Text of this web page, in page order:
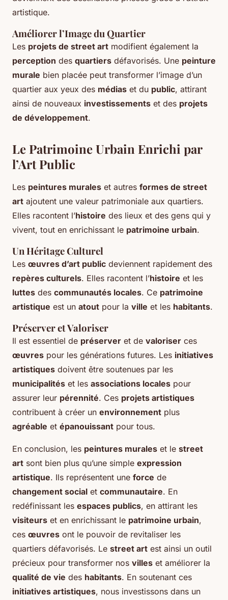
artistique.
Améliorer l’Image du Quartier
Les projets de street art modifient également la
perception des quartiers défavorisés. Une peinture
murale bien placée peut transformer l’image d’un
quartier aux yeux des médias et du public, attirant
ainsi de nouveaux investissements et des projets
de développement.
Le Patrimoine Urbain Enrichi par
l’Art Public
Les peintures murales et autres formes de street
art ajoutent une valeur patrimoniale aux quartiers.
Elles racontent l’histoire des lieux et des gens qui y
vivent, tout en enrichissant le patrimoine urbain.
Un Héritage Culturel
Les œuvres d’art public deviennent rapidement des
repères culturels. Elles racontent l’histoire et les
luttes des communautés locales. Ce patrimoine
artistique est un atout pour la ville et les habitants.
Préserver et Valoriser
Il est essentiel de préserver et de valoriser ces
œuvres pour les générations futures. Les initiatives
artistiques doivent être soutenues par les
municipalités et les associations locales pour
assurer leur pérennité. Ces projets artistiques
contribuent à créer un environnement plus
agréable et épanouissant pour tous.
En conclusion, les peintures murales et le street
art sont bien plus qu’une simple expression
artistique. Ils représentent une force de
changement social et communautaire. En
redéfinissant les espaces publics, en attirant les
visiteurs et en enrichissant le patrimoine urbain,
ces œuvres ont le pouvoir de revitaliser les
quartiers défavorisés. Le street art est ainsi un outil
précieux pour transformer nos villes et améliorer la
qualité de vie des habitants. En soutenant ces
initiatives artistiques, nous investissons dans un